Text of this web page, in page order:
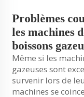
Problèmes
les machines
boissons
Même si les
gazeuses sont
survenir lors de
machines se